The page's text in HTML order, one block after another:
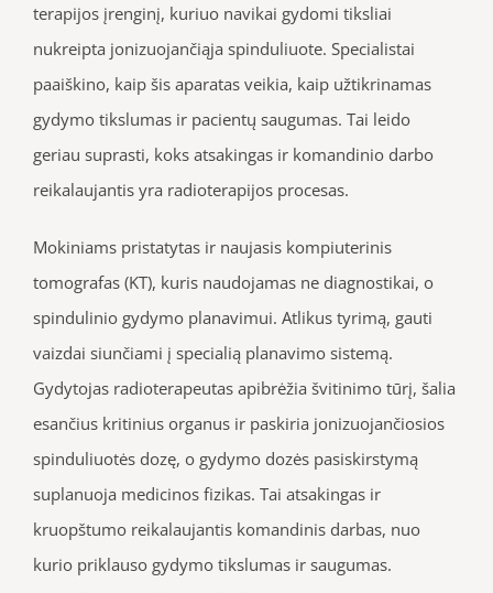
terapijos įrenginį, kuriuo navikai gydomi tiksliai
nukreipta jonizuojančiąja spinduliuote. Specialistai
paaiškino, kaip šis aparatas veikia, kaip užtikrinamas
gydymo tikslumas ir pacientų saugumas. Tai leido
geriau suprasti, koks atsakingas ir komandinio darbo
reikalaujantis yra radioterapijos procesas.
Mokiniams pristatytas ir naujasis kompiuterinis
tomografas (KT), kuris naudojamas ne diagnostikai, o
spindulinio gydymo planavimui. Atlikus tyrimą, gauti
vaizdai siunčiami į specialią planavimo sistemą.
Gydytojas radioterapeutas apibrėžia švitinimo tūrį, šalia
esančius kritinius organus ir paskiria jonizuojančiosios
spinduliuotės dozę, o gydymo dozės pasiskirstymą
suplanuoja medicinos fizikas. Tai atsakingas ir
kruopštumo reikalaujantis komandinis darbas, nuo
kurio priklauso gydymo tikslumas ir saugumas.